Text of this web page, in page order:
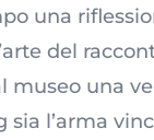
una
del
museo una
sia l’arma